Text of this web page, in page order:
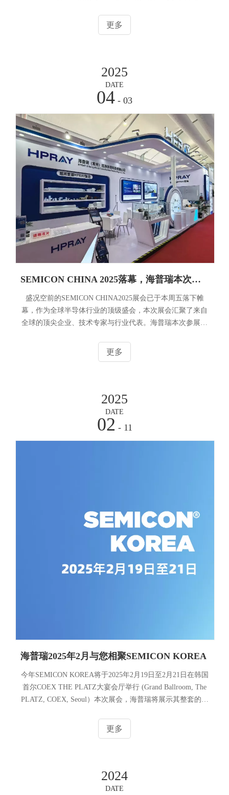
表仪器以及其他半导体相关配套部件等。诚挚邀请各位业界
同仁莅临我们的展区，我们的展位L2625，位于1层C1馆。期
更多
2025
DATE
04 - 03
SEMICON CHINA 2025落幕，海普瑞本次参展取得圆满成功
盛况空前的SEMICON CHINA2025展会已于本周五落下帷
幕，作为全球半导体行业的顶级盛会，本次展会汇聚了来自
全球的顶尖企业、技术专家与行业代表。海普瑞本次参展取
力，更与业界伙伴深入交流，共探半导体国产化发展新机
遇。本次参展海普瑞携PFA及PVDF超纯管路系统，涵盖半
关注。我们的产品以其卓越的纯净度、耐腐蚀性和可靠性，
成为半导体制造关键环节。
更多
2025
DATE
02 - 11
海普瑞2025年2月与您相聚SEMICON KOREA
今年SEMICON KOREA将于2025年2月19日至2月21日在韩国
首尔COEX THE PLATZ大宴会厅举行 (Grand Ballroom, The
PLATZ, COEX, Seoul）本次展会，海普瑞将展示其整套的超
器、仪表仪器以及其他半导体相关配套部件等。诚挚邀请各
位业界同仁莅临我们的展区，我们的展位G102，位于一楼
更多
2024
DATE